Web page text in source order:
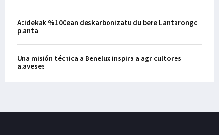
Acidekak %100ean deskarbonizatu du bere Lantarongo
planta
Una misión técnica a Benelux inspira a agricultores
alaveses